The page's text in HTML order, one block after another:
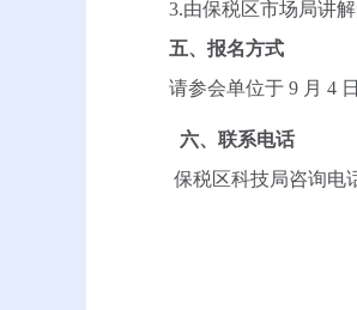
3.由保税区市场局讲解
五、报名方式
请参会单位于 9 月 4 日
六、联系电话
保税区科技局咨询电话